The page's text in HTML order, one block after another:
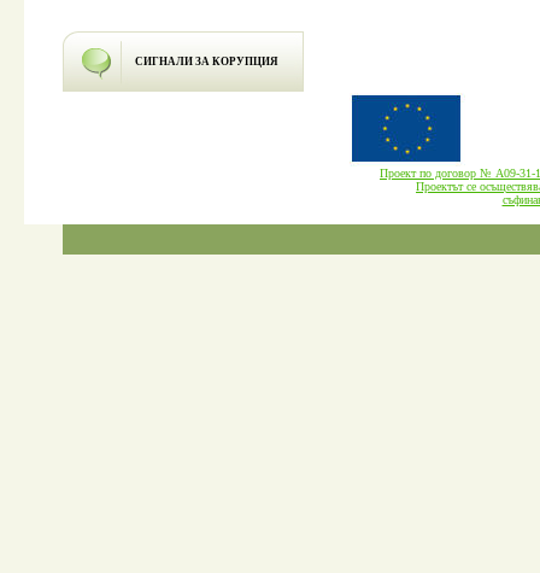
СИГНАЛИ ЗА КОРУПЦИЯ
Проект по договор № А09-
Проектът се